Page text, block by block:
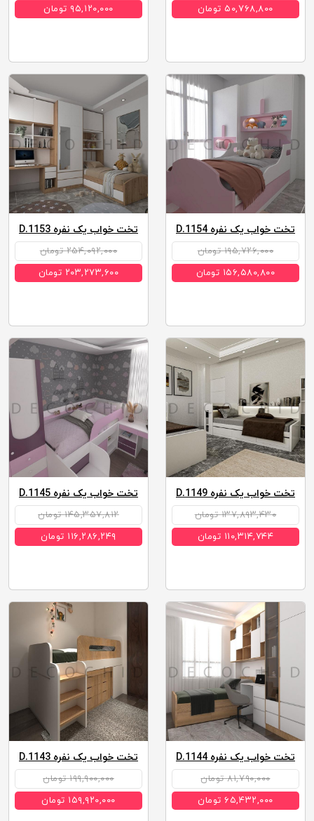
تخت خواب یک نفره D.1143
۱۹۹,۹۰۰,۰۰۰ تومان
۱۵۹,۹۲۰,۰۰۰ تومان
تخت خواب یک نفره D.1144
۸۱,۷۹۰,۰۰۰ تومان
۶۵,۴۳۲,۰۰۰ تومان
تخت خواب یک نفره D.1145
۱۴۵,۳۵۷,۸۱۲ تومان
۱۱۶,۲۸۶,۲۴۹ تومان
تخت خواب یک نفره D.1149
۱۳۷,۸۹۳,۴۳۰ تومان
۱۱۰,۳۱۴,۷۴۴ تومان
تخت خواب یک نفره D.1153
۲۵۴,۰۹۲,۰۰۰ تومان
۲۰۳,۲۷۳,۶۰۰ تومان
تخت خواب یک نفره D.1154
۱۹۵,۷۲۶,۰۰۰ تومان
۱۵۶,۵۸۰,۸۰۰ تومان
۹۵,۱۲۰,۰۰۰ تومان
۵۰,۷۶۸,۸۰۰ تومان